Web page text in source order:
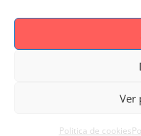
Ver
Politica de cookies
Politica de